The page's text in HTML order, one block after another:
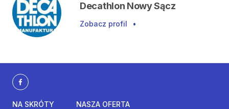
Decathlon Nowy Sącz
Zobacz profil •
NA SKRÓTY
NASZA OFERTA